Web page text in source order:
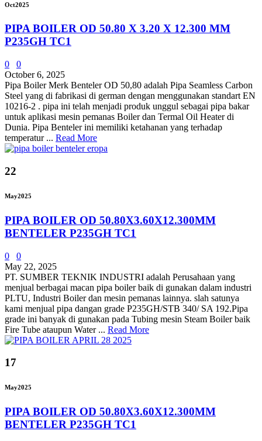
Oct2025
PIPA BOILER OD 50.80 X 3.20 X 12.300 MM
P235GH TC1
0
0
October 6, 2025
Pipa Boiler Merk Benteler OD 50,80 adalah Pipa Seamless Carbon
Steel yang di fabrikasi di german dengan menggunakan standart EN
10216-2 . pipa ini telah menjadi produk unggul sebagai pipa bakar
untuk aplikasi mesin pemanas Boiler dan Termal Oil Heater di
Dunia. Pipa Benteler ini memiliki ketahanan yang terhadap
temperatur ... Read More
22
May2025
PIPA BOILER OD 50.80X3.60X12.300MM
BENTELER P235GH TC1
0
0
May 22, 2025
PT. SUMBER TEKNIK INDUSTRI adalah Perusahaan yang
menjual berbagai macan pipa boiler baik di gunakan dalam industri
PLTU, Industri Boiler dan mesin pemanas lainnya. slah satunya
kami menjual pipa dangan grade P235GH/STB 340/ SA 192.Pipa
grade ini banyak di gunakan pada Tubing mesin Steam Boiler baik
Fire Tube ataupun Water ... Read More
17
May2025
PIPA BOILER OD 50.80X3.60X12.300MM
BENTELER P235GH TC1